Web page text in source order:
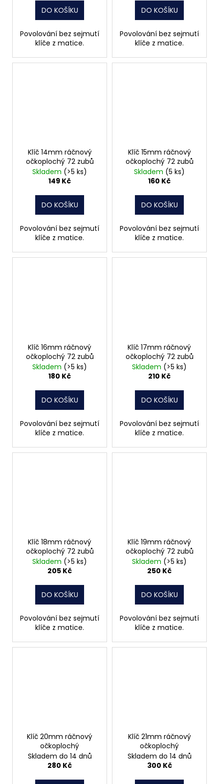
DO KOŠÍKU
Povolování bez sejmutí
klíče z matice.
DO KOŠÍKU
Povolování bez sejmutí
klíče z matice.
Klíč 14mm ráčnový
očkoplochý 72 zubů
Skladem (>5 ks)
149 Kč
DO KOŠÍKU
Povolování bez sejmutí
klíče z matice.
Klíč 15mm ráčnový
očkoplochý 72 zubů
Skladem (5 ks)
160 Kč
DO KOŠÍKU
Povolování bez sejmutí
klíče z matice.
Klíč 16mm ráčnový
očkoplochý 72 zubů
Skladem (>5 ks)
180 Kč
DO KOŠÍKU
Povolování bez sejmutí
klíče z matice.
Klíč 17mm ráčnový
očkoplochý 72 zubů
Skladem (>5 ks)
210 Kč
DO KOŠÍKU
Povolování bez sejmutí
klíče z matice.
Klíč 18mm ráčnový
očkoplochý 72 zubů
Skladem (>5 ks)
205 Kč
DO KOŠÍKU
Povolování bez sejmutí
klíče z matice.
Klíč 19mm ráčnový
očkoplochý 72 zubů
Skladem (>5 ks)
250 Kč
DO KOŠÍKU
Povolování bez sejmutí
klíče z matice.
Klíč 20mm ráčnový
očkoplochý
Skladem do 14 dnů
280 Kč
Klíč 21mm ráčnový
očkoplochý
Skladem do 14 dnů
300 Kč